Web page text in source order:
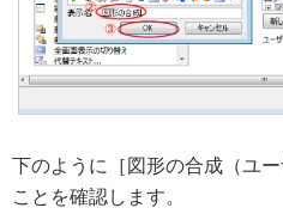
下のように［図形の合成（ユ
ことを確認します。